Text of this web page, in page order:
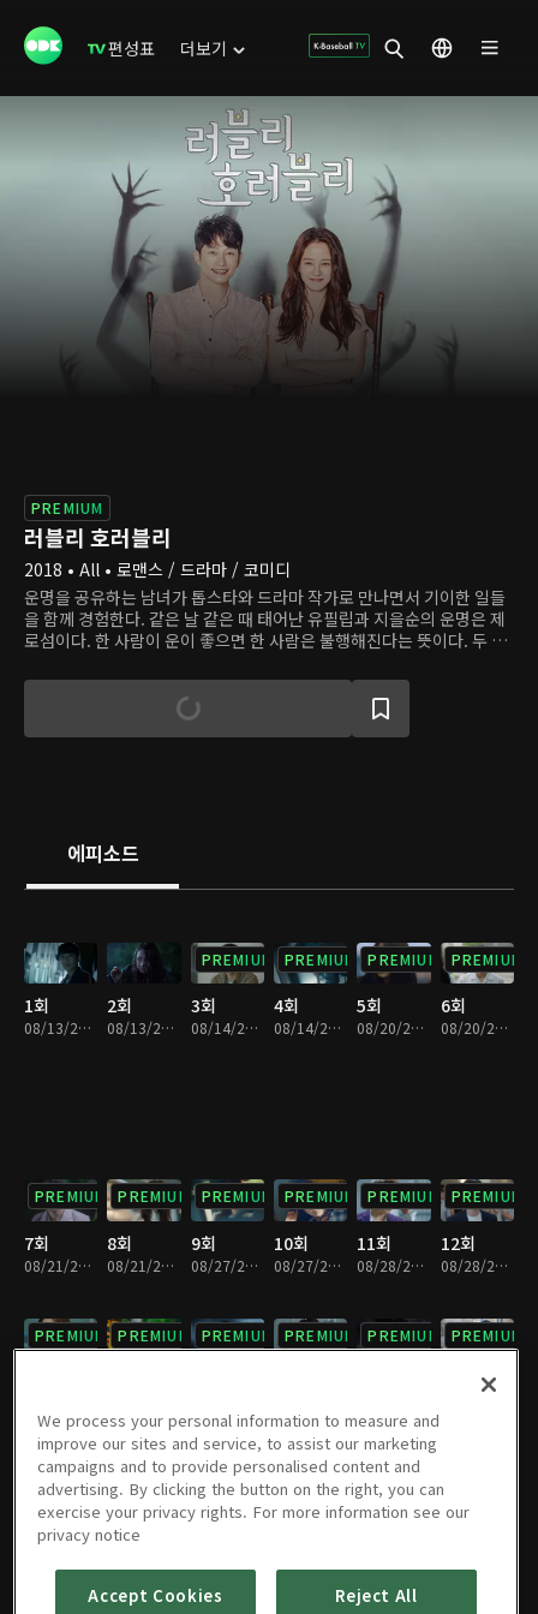
편성표 더보기
PREMIUM
러블리 호러블리
2018 • All • 로맨스 / 드라마 / 코미디
운명을 공유하는 남녀가 톱스타와 드라마 작가로 만나면서 기이한 일들
을 함께 경험한다. 같은 날 같은 때 태어난 유필립과 지을순의 운명은 제
로섬이다. 한 사람이 운이 좋으면 한 사람은 불행해진다는 뜻이다. 두 사
일하게 되고, 드라마 촬영 중 벌어지는 기이한 일을 함께 헤쳐나간다.
에피소드
1회
08/13/2018 • 31분
2회
08/13/2018 • 30분
PREMIUM
3회
08/14/2018 • 29분
PREMIUM
4회
08/14/2018 • 30분
PREMIUM
5회
08/20/2018 • 30분
PREMIUM
6회
08/20/2018 • 30분
PREMIUM
7회
08/21/2018 • 28분
PREMIUM
8회
08/21/2018 • 31분
PREMIUM
9회
08/27/2018 • 27분
PREMIUM
10회
08/27/2018 • 31분
PREMIUM
11회
08/28/2018 • 32분
PREMIUM
12회
08/28/2018 • 28분
PREMIUM PREMIUM PREMIUM PREMIUM PREMIUM PREMIUM
PREMIUM
19회
09/11/2018 • 31분
PREMIUM
20회
PREMIUM
21회
PREMIUM
22회
PREMIUM
23회 24회
We process your personal information to measure and
improve our sites and service, to assist our marketing
campaigns and to provide personalised content and
advertising. By clicking the button on the right, you can
exercise your privacy rights. For more information see our
privacy notice
Accept Cookies Reject All